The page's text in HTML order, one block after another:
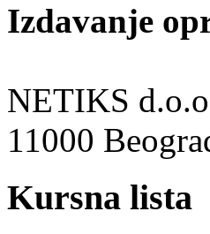
Izdavanje
NETIKS
11000
Kursna lista